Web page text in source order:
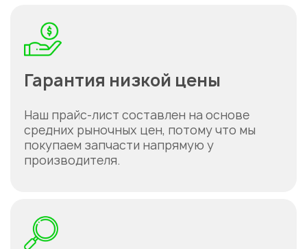
Гарантия низкой цены
Наш прайс-лист составлен на основе
средних рыночных цен, потому что мы
покупаем запчасти напрямую у
производителя.